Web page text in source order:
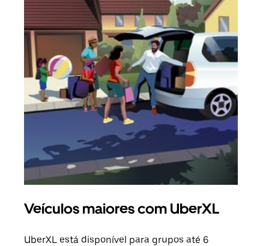
Veículos maiores com UberXL
UberXL está disponível para grupos até 6